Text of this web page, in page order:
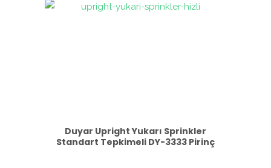
Duyar Upright Yukarı Sprinkler
Standart Tepkimeli DY-3333 Pirinç